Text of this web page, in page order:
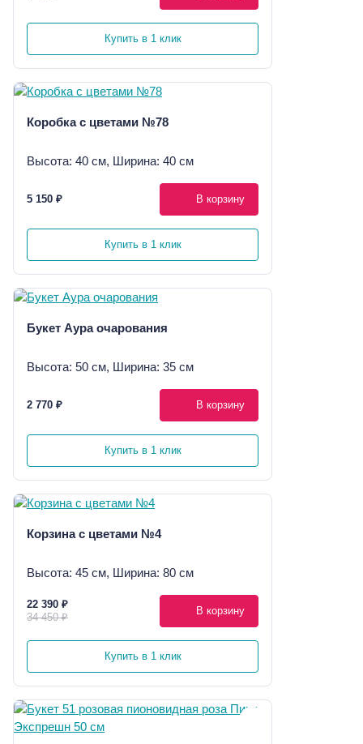
Купить в 1 клик
Коробка с цветами №78
Высота: 40 см, Ширина: 40 см
5 150 ₽ В корзину
Купить в 1 клик
Букет Аура очарования
Высота: 50 см, Ширина: 35 см
2 770 ₽ В корзину
Купить в 1 клик
Корзина с цветами №4
Высота: 45 см, Ширина: 80 см
22 390 ₽
34 450 ₽
В корзину
Купить в 1 клик